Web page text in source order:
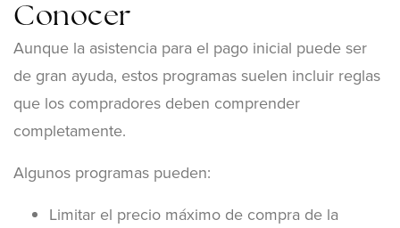
Conocer
Aunque la asistencia para el pago inicial puede ser
de gran ayuda, estos programas suelen incluir reglas
que los compradores deben comprender
completamente.
Algunos programas pueden:
Limitar el precio máximo de compra de la